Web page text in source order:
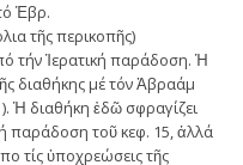
Ἑβρ.
τῆς περικοπῆς)
τήν Ἱερατική παράδοση. Ἡ
διαθήκης μέ τόν Ἀβραάμ
Ἡ διαθήκη ἐδῶ σφραγίζει
παράδοση τοῦ κεφ. 15, ἀλλά
τίς ὑποχρεώσεις τῆς